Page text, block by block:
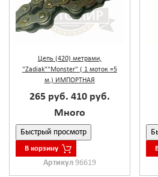
Цепь (420) метрами,
"Zadiak""Monster" ( 1 моток =5
м.) ИМПОРТНАЯ
265 руб. 410 руб.
Много
Быстрый просмотр
В корзину
Артикул 96619